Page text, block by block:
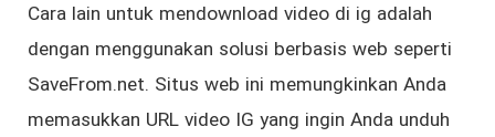
Cara lain untuk mendownload video di ig adalah
dengan menggunakan solusi berbasis web seperti
SaveFrom.net. Situs web ini memungkinkan Anda
memasukkan URL video IG yang ingin Anda unduh